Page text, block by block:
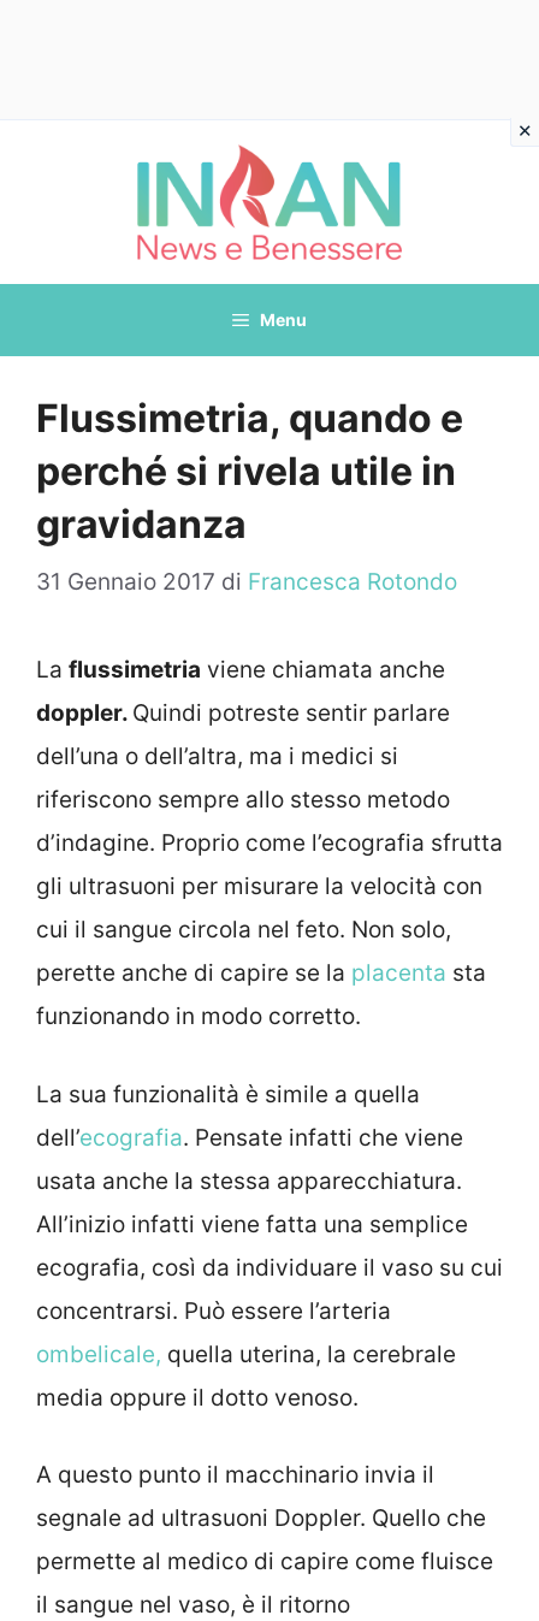
Menu
Flussimetria, quando e
perché si rivela utile in
gravidanza
31 Gennaio 2017 di Francesca Rotondo
La flussimetria viene chiamata anche
doppler. Quindi potreste sentir parlare
dell’una o dell’altra, ma i medici si
riferiscono sempre allo stesso metodo
d’indagine. Proprio come l’ecografia sfrutta
gli ultrasuoni per misurare la velocità con
cui il sangue circola nel feto. Non solo,
perette anche di capire se la placenta sta
funzionando in modo corretto.
La sua funzionalità è simile a quella
dell’ecografia. Pensate infatti che viene
usata anche la stessa apparecchiatura.
All’inizio infatti viene fatta una semplice
ecografia, così da individuare il vaso su cui
concentrarsi. Può essere l’arteria
ombelicale, quella uterina, la cerebrale
media oppure il dotto venoso.
A questo punto il macchinario invia il
segnale ad ultrasuoni Doppler. Quello che
permette al medico di capire come fluisce
il sangue nel vaso, è il ritorno